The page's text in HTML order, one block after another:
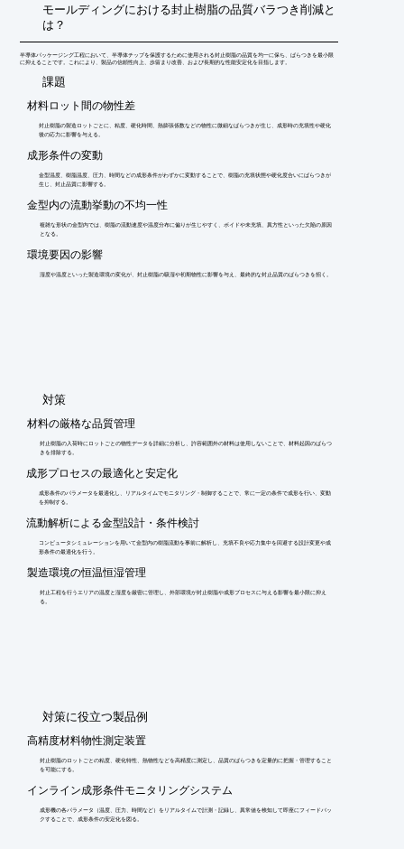
モールディングにおける封止樹脂の品質バラつき削減と
は？
半導体パッケージング工程において、半導体チップを保護するために使用される封止樹脂の品質を均一に保ち、ばらつきを最小限
に抑えることです。これにより、製品の信頼性向上、歩留まり改善、および長期的な性能安定化を目指します。
​課題
材料ロット間の物性差
封止樹脂の製造ロットごとに、粘度、硬化時間、熱膨張係数などの物性に微細なばらつきが生じ、成形時の充填性や硬化
後の応力に影響を与える。
成形条件の変動
金型温度、樹脂温度、圧力、時間などの成形条件がわずかに変動することで、樹脂の充填状態や硬化度合いにばらつきが
生じ、封止品質に影響する。
金型内の流動挙動の不均一性
複雑な形状の金型内では、樹脂の流動速度や温度分布に偏りが生じやすく、ボイドや未充填、異方性といった欠陥の原因
となる。
環境要因の影響
湿度や温度といった製造環境の変化が、封止樹脂の吸湿や初期物性に影響を与え、最終的な封止品質のばらつきを招く。
​対策
材料の厳格な品質管理
封止樹脂の入荷時にロットごとの物性データを詳細に分析し、許容範囲外の材料は使用しないことで、材料起因のばらつ
きを排除する。
成形プロセスの最適化と安定化
成形条件のパラメータを最適化し、リアルタイムでモニタリング・制御することで、常に一定の条件で成形を行い、変動
を抑制する。
流動解析による金型設計・条件検討
コンピュータシミュレーションを用いて金型内の樹脂流動を事前に解析し、充填不良や応力集中を回避する設計変更や成
形条件の最適化を行う。
製造環境の恒温恒湿管理
封止工程を行うエリアの温度と湿度を厳密に管理し、外部環境が封止樹脂や成形プロセスに与える影響を最小限に抑え
る。
​対策に役立つ製品例
高精度材料物性測定装置
封止樹脂のロットごとの粘度、硬化特性、熱物性などを高精度に測定し、品質のばらつきを定量的に把握・管理すること
を可能にする。
インライン成形条件モニタリングシステム
成形機の各パラメータ（温度、圧力、時間など）をリアルタイムで計測・記録し、異常値を検知して即座にフィードバッ
クすることで、成形条件の安定化を図る。